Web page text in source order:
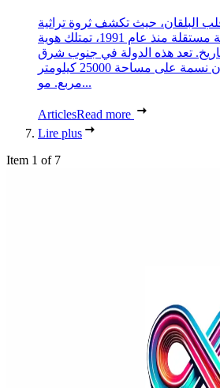
البلقان، حيث تكشف ثروة تراثية
استثنائية. جمهورية مقدونيا، دولة مستقلة منذ عام 1991، تمتلك هوية
تعد هذه الدولة في جنوب شرق
أوروبا موطنًا لحوالي 2.1 مليون نسمة على مساحة 25000 كيلومتر
مربع. مو...
ArticlesRead more
Lire plus
Item 1 of 7